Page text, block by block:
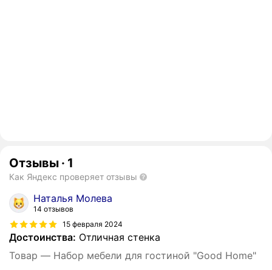
Отзывы · 1
Как Яндекс проверяет отзывы
Наталья Молева
14 отзывов
15 февраля 2024
Достоинства: Отличная стенка
Товар — Набор мебели для гостиной "Good Home"